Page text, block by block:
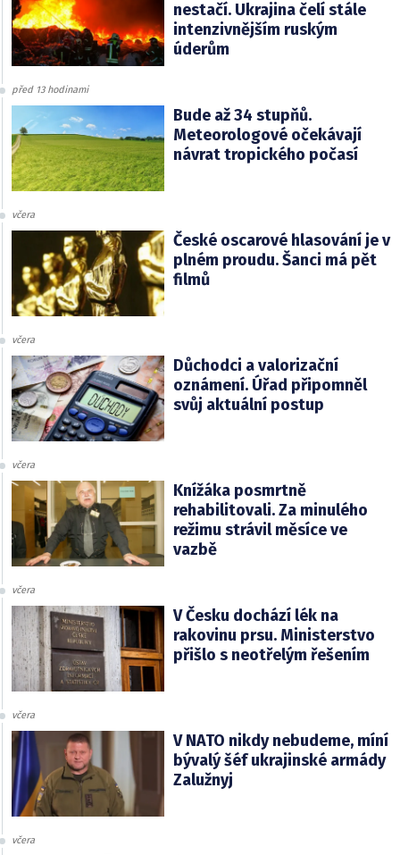
nestačí. Ukrajina čelí stále
intenzivnějším ruským
úderům
před 13 hodinami
Bude až 34 stupňů.
Meteorologové očekávají
návrat tropického počasí
včera
České oscarové hlasování je v
plném proudu. Šanci má pět
filmů
včera
Důchodci a valorizační
oznámení. Úřad připomněl
svůj aktuální postup
včera
Knížáka posmrtně
rehabilitovali. Za minulého
režimu strávil měsíce ve
vazbě
včera
V Česku dochází lék na
rakovinu prsu. Ministerstvo
přišlo s neotřelým řešením
včera
V NATO nikdy nebudeme, míní
bývalý šéf ukrajinské armády
Zalužnyj
včera